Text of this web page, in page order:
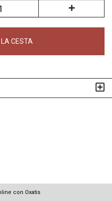
CESTA
con Oxatis